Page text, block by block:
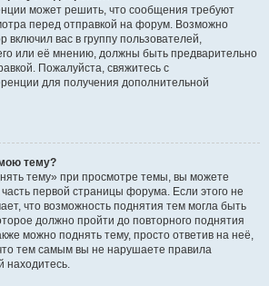
может решить, что сообщения требуют
перед отправкой на форум. Возможно
включил вас в группу пользователей,
или её мнению, должны быть предварительно
Пожалуйста, свяжитесь с
для получения дополнительной
тему?
тему» при просмотре темы, вы можете
первой страницы форума. Если этого не
что возможность поднятия тем могла быть
должно пройти до повторного поднятия
можно поднять тему, просто ответив на неё,
тем самым вы не нарушаете правила
находитесь.